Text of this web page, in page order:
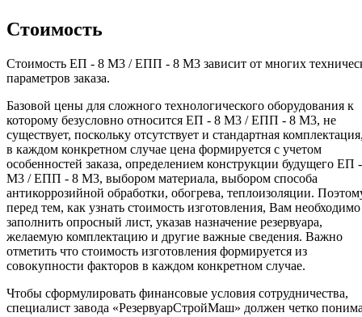
Стоимость
Стоимость ЕП - 8 М3 / ЕПП - 8 М3 зависит от многих
параметров заказа.
Базовой цены для сложного технологического оборудования к
которому безусловно относится ЕП - 8 М3 / ЕПП - 8 М3, не
существует, поскольку отсутствует и стандартная
в каждом конкретном случае цена формируется с учетом
особенностей заказа, определением конструкции будущего ЕП
М3 / ЕПП - 8 М3, выбором материала, выбором способа
антикоррозийной обработки, обогрева, теплоизоляции.
перед тем, как узнать стоимость изготовления, Вам необходимо
заполнить опросный лист, указав назначение резервуара,
желаемую комплектацию и другие важные сведения. Важно
отметить что стоимость изготовления формируется из
совокупности факторов в каждом конкретном случае.
Чтобы сформулировать финансовые условия сотрудничества,
специалист завода «РезервуарСтройМаш» должен четко